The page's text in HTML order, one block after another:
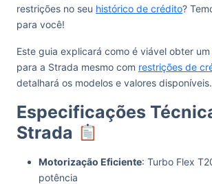
restrições no seu histórico de crédito?
para você!
Este guia explicará como é viável obter um
para a Strada mesmo com restrições de
detalhará os modelos e valores disponíveis.
Especificações
Strada
Motorização Eficiente: Turbo Flex
potência